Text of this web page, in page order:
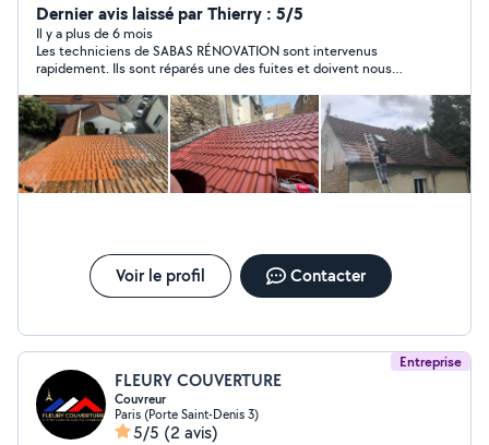
Montreuil, elle se déplace gratuitement en région
parisienne dans le département de la Seine-Saint-Denis.
Contactez-nous, nos devis sont gratuits.
Dernier avis laissé par Thierry : 5/5
Il y a plus de 6 mois
Les techniciens de SABAS RÉNOVATION sont intervenus
rapidement. Ils sont réparés une des fuites et doivent nous
Voir le profil Contacter
Entreprise
FLEURY COUVERTURE
Couvreur
Paris (Porte Saint-Denis 3)
5/5 (2 avis)